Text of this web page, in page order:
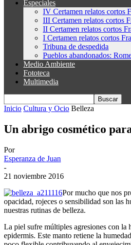
Especiales
IV Certamen relatos cortos
III Certamen relatos cortos
II Certamen relatos cortos
I Certamen relatos cortos
Tribuna de despedida
Pueblos abandonados:
Medio Ambiente
Fototeca
Multimedia
Inicio Cultura y Ocio Belleza
Un abrigo cosmético
Por
Esperanza de Juan
-
21 noviembre 2016
Por mucho que nos
opacidad, rojeces o sensibilidad son las
nuestras rutinas de belleza.
La piel sufre múltiples agresiones con la
epidermis. Este manto retiene la